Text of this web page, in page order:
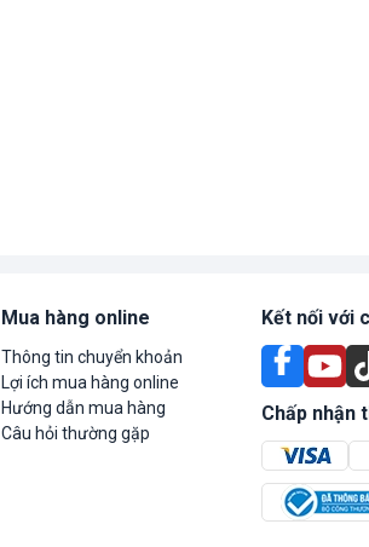
Mua hàng online
Thông tin chuyển khoản
Lợi ích mua hàng online
Hướng dẫn mua hàng
Câu hỏi thường gặp
Kết nối với
Chấp nhận